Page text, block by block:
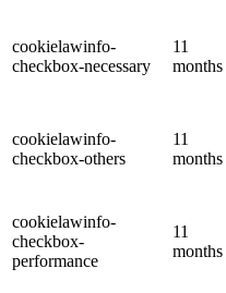
cookielawinfo-
checkbox-necessary
11
months
cookielawinfo-
checkbox-others
11
months
cookielawinfo-
checkbox-
performance
11
months